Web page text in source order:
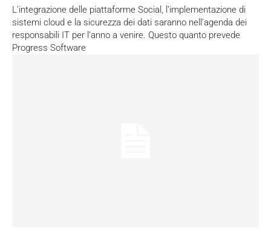
L’integrazione delle piattaforme Social, l’implementazione di
sistemi cloud e la sicurezza dei dati saranno nell’agenda dei
responsabili IT per l’anno a venire. Questo quanto prevede
Progress Software